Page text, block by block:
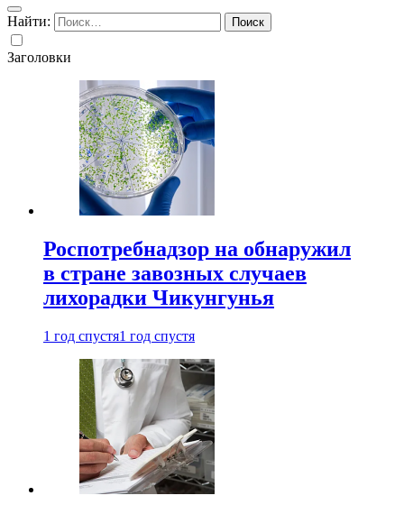
Найти:
Заголовки
Роспотребнадзор на обнаружил
в стране завозных случаев
лихорадки Чикунгунья
1 год спустя1 год спустя